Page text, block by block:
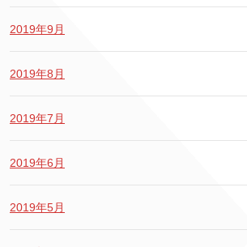
2019年9月
2019年8月
2019年7月
2019年6月
2019年5月